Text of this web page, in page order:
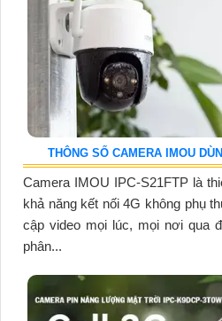
THÔNG SỐ CAMERA IMOU
Camera IMOU IPC-S21FTP là
khả năng kết nối 4G không phụ
cập video mọi lúc, mọi nơi qua
phân...